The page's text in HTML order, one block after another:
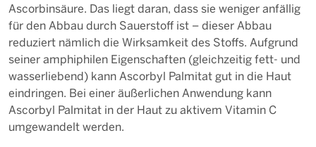
Ascorbinsäure. Das liegt daran, dass sie weniger anfällig
für den Abbau durch Sauerstoff ist – dieser Abbau
reduziert nämlich die Wirksamkeit des Stoffs. Aufgrund
seiner amphiphilen Eigenschaften (gleichzeitig fett- und
wasserliebend) kann Ascorbyl Palmitat gut in die Haut
eindringen. Bei einer äußerlichen Anwendung kann
Ascorbyl Palmitat in der Haut zu aktivem Vitamin C
umgewandelt werden.